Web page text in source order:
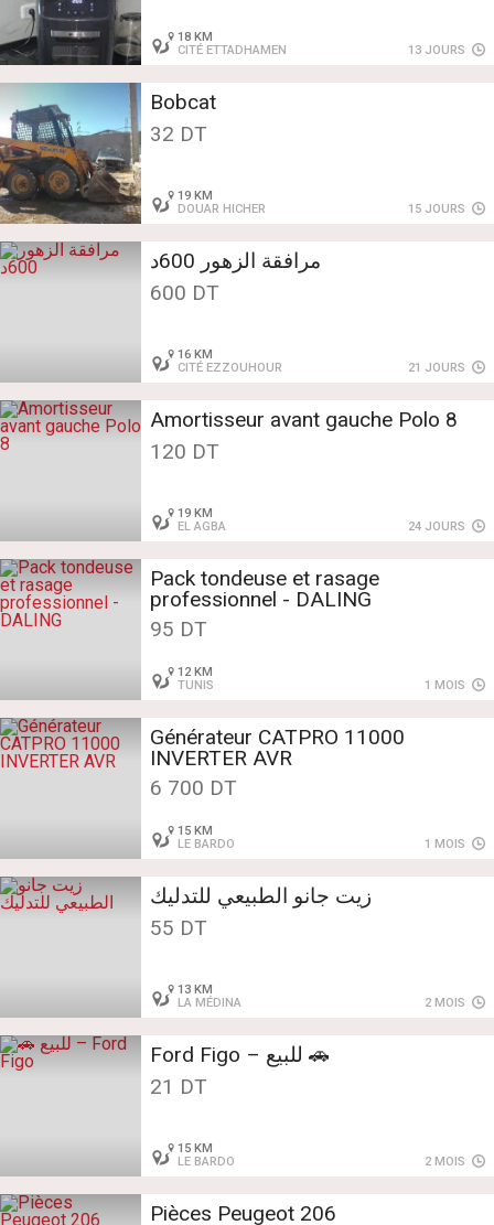
18 KM
CITÉ ETTADHAMEN
13 JOURS
Bobcat
32 DT
19 KM
DOUAR HICHER
15 JOURS
مرافقة الزهور 600د
600 DT
16 KM
CITÉ EZZOUHOUR
21 JOURS
Amortisseur avant gauche Polo 8
120 DT
19 KM
EL AGBA
24 JOURS
Pack tondeuse et rasage
professionnel - DALING
95 DT
12 KM
TUNIS
1 MOIS
Générateur CATPRO 11000
INVERTER AVR
6 700 DT
15 KM
LE BARDO
1 MOIS
زيت جانو الطبيعي للتدليك
55 DT
13 KM
LA MÉDINA
2 MOIS
🚗 للبيع – Ford Figo
21 DT
15 KM
LE BARDO
2 MOIS
Pièces Peugeot 206